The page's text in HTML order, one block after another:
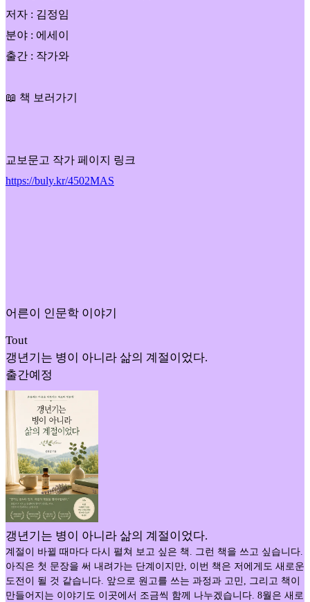
저자 : 김정임
분야 : 에세이
출간 : 작가와
📖 책 보러가기
교보문고 작가 페이지 링크
https://buly.kr/4502MAS
어른이 인문학 이야기
Tout
갱년기는 병이 아니라 삶의 계절이었다.
출간예정
갱년기는 병이 아니라 삶의 계절이었다.
계절이 바뀔 때마다 다시 펼쳐 보고 싶은 책. 그런 책을 쓰고 싶습니다.
아직은 첫 문장을 써 내려가는 단계이지만, 이번 책은 저에게도 새로운
도전이 될 것 같습니다. 앞으로 원고를 쓰는 과정과 고민, 그리고 책이
만들어지는 이야기도 이곳에서 조금씩 함께 나누겠습니다. 8월은 새로